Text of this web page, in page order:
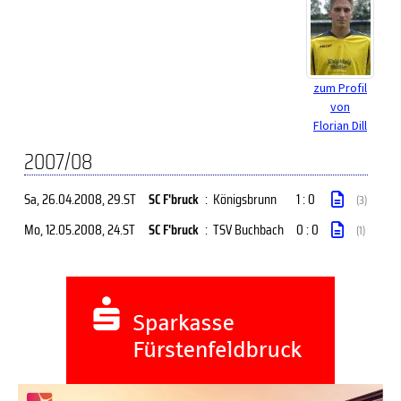
zum Profil
von
Florian Dill
2007/08
Sa, 26.04.2008, 29.ST SC F'bruck : Königsbrunn 1 : 0 (3)
Mo, 12.05.2008, 24.ST SC F'bruck : TSV Buchbach 0 : 0 (1)